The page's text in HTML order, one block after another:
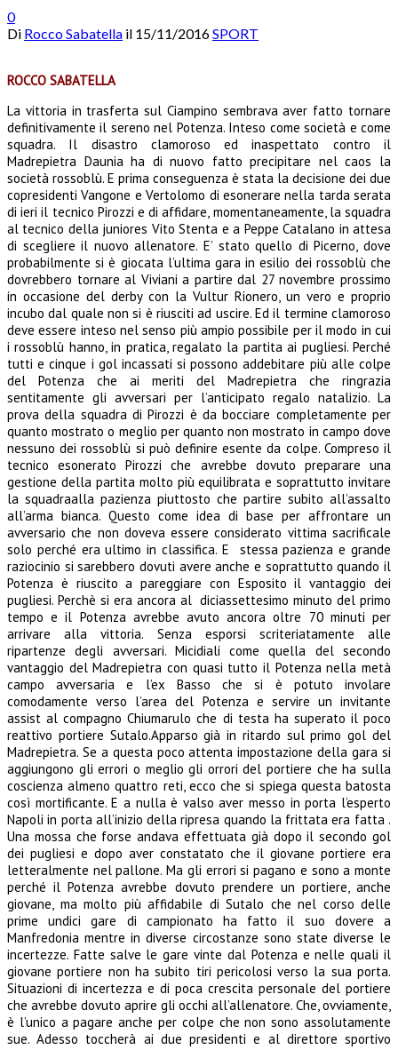
0
Di Rocco Sabatella il 15/11/2016SPORT
ROCCO SABATELLA
La vittoria in trasferta sul Ciampino sembrava aver fatto tornare
definitivamente il sereno nel Potenza. Inteso come società e come
squadra. Il disastro clamoroso ed inaspettato contro il
Madrepietra Daunia ha di nuovo fatto precipitare nel caos la
società rossoblù. E prima conseguenza è stata la decisione dei due
copresidenti Vangone e Vertolomo di esonerare nella tarda serata
di ieri il tecnico Pirozzi e di affidare, momentaneamente, la squadra
al tecnico della juniores Vito Stenta e a Peppe Catalano in attesa
di scegliere il nuovo allenatore. E’ stato quello di Picerno, dove
probabilmente si è giocata l’ultima gara in esilio dei rossoblù che
dovrebbero tornare al Viviani a partire dal 27 novembre prossimo
in occasione del derby con la Vultur Rionero, un vero e proprio
incubo dal quale non si è riusciti ad uscire. Ed il termine clamoroso
deve essere inteso nel senso più ampio possibile per il modo in cui
i rossoblù hanno, in pratica, regalato la partita ai pugliesi. Perché
tutti e cinque i gol incassati si possono addebitare più alle colpe
del Potenza che ai meriti del Madrepietra che ringrazia
sentitamente gli avversari per l’anticipato regalo natalizio. La
prova della squadra di Pirozzi è da bocciare completamente per
quanto mostrato o meglio per quanto non mostrato in campo dove
nessuno dei rossoblù si può definire esente da colpe. Compreso il
tecnico esonerato Pirozzi che avrebbe dovuto preparare una
gestione della partita molto più equilibrata e soprattutto invitare
la squadraalla pazienza piuttosto che partire subito all’assalto
all’arma bianca. Questo come idea di base per affrontare un
avversario che non doveva essere considerato vittima sacrificale
solo perché era ultimo in classifica. E stessa pazienza e grande
raziocinio si sarebbero dovuti avere anche e soprattutto quando il
Potenza è riuscito a pareggiare con Esposito il vantaggio dei
pugliesi. Perchè si era ancora al diciassettesimo minuto del primo
tempo e il Potenza avrebbe avuto ancora oltre 70 minuti per
arrivare alla vittoria. Senza esporsi scriteriatamente alle
ripartenze degli avversari. Micidiali come quella del secondo
vantaggio del Madrepietra con quasi tutto il Potenza nella metà
campo avversaria e l’ex Basso che si è potuto involare
comodamente verso l’area del Potenza e servire un invitante
assist al compagno Chiumarulo che di testa ha superato il poco
reattivo portiere Sutalo.Apparso già in ritardo sul primo gol del
Madrepietra. Se a questa poco attenta impostazione della gara si
aggiungono gli errori o meglio gli orrori del portiere che ha sulla
coscienza almeno quattro reti, ecco che si spiega questa batosta
così mortificante. E a nulla è valso aver messo in porta l’esperto
Napoli in porta all’inizio della ripresa quando la frittata era fatta .
Una mossa che forse andava effettuata già dopo il secondo gol
dei pugliesi e dopo aver constatato che il giovane portiere era
letteralmente nel pallone. Ma gli errori si pagano e sono a monte
perché il Potenza avrebbe dovuto prendere un portiere, anche
giovane, ma molto più affidabile di Sutalo che nel corso delle
prime undici gare di campionato ha fatto il suo dovere a
Manfredonia mentre in diverse circostanze sono state diverse le
incertezze. Fatte salve le gare vinte dal Potenza e nelle quali il
giovane portiere non ha subito tiri pericolosi verso la sua porta.
Situazioni di incertezza e di poca crescita personale del portiere
che avrebbe dovuto aprire gli occhi all’allenatore. Che, ovviamente,
è l’unico a pagare anche per colpe che non sono assolutamente
sue. Adesso toccherà ai due presidenti e al direttore sportivo